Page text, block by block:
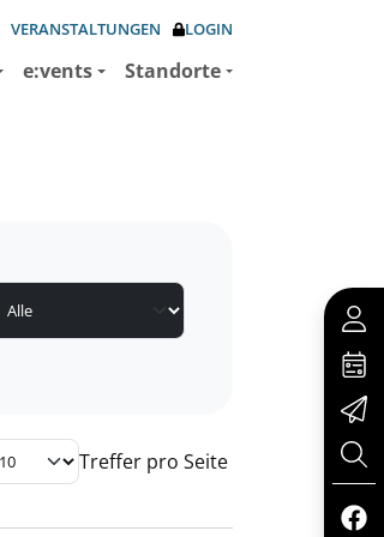
VERANSTALTUNGEN LOGIN
e:vents Standorte
Treffer pro Seite